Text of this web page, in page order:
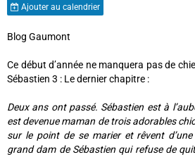
Ajouter au calendrier
Blog Gaumont
Ce début d’année ne manquera pas de
Sébastien 3 : Le dernier chapitre :
Deux ans ont passé. Sébastien est à
est devenue maman de trois adorables
sur le point de se marier et rêvent
grand dam de Sébastien qui refuse de